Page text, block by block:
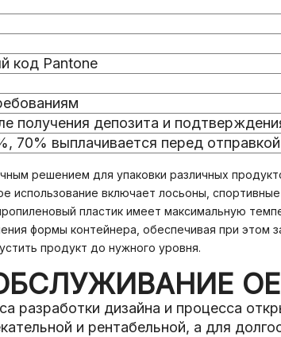
код Pantone
получения депозита и
70% выплачивается перед отправкой
решением для упаковки различных
включает лосьоны,
пластик имеет максимальную
формы контейнера, обеспечивая при
продукт до нужного уровня.
разработки дизайна и процесса
и рентабельной, а для